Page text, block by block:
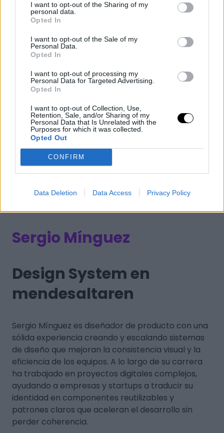
I want to opt-out of the Sharing of my
personal data.
Opted In
I want to opt-out of the Sale of my
Personal Data.
Opted In
I want to opt-out of processing my
Personal Data for Targeted Advertising.
Opted In
I want to opt-out of Collection, Use,
Retention, Sale, and/or Sharing of my
Personal Data that Is Unrelated with the
Purposes for which it was collected.
Opted Out
CONFIRM
Data Deletion Data Access Privacy Policy
Desarróllate y aprende en
directo de la mano de los
mejores
El equipo docente está formado por
profesionales en activo de primer nivel
Sergio Mínguez
Design System en
mendesaltaren
Sergio Mínguez es diseñador de producto con una
sólida experiencia creando y escalando sistemas
de diseño que mejoran la consistencia visual y la
eficiencia de los equipos. A lo largo de su carrera
ha trabajado en proyectos digitales complejos,
ayudando a empresas y startups a traducir su
identidad en componentes reutilizables y
patrones claros que aceleran el desarrollo sin
perder coherencia.